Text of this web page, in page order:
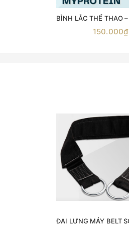
150.000₫